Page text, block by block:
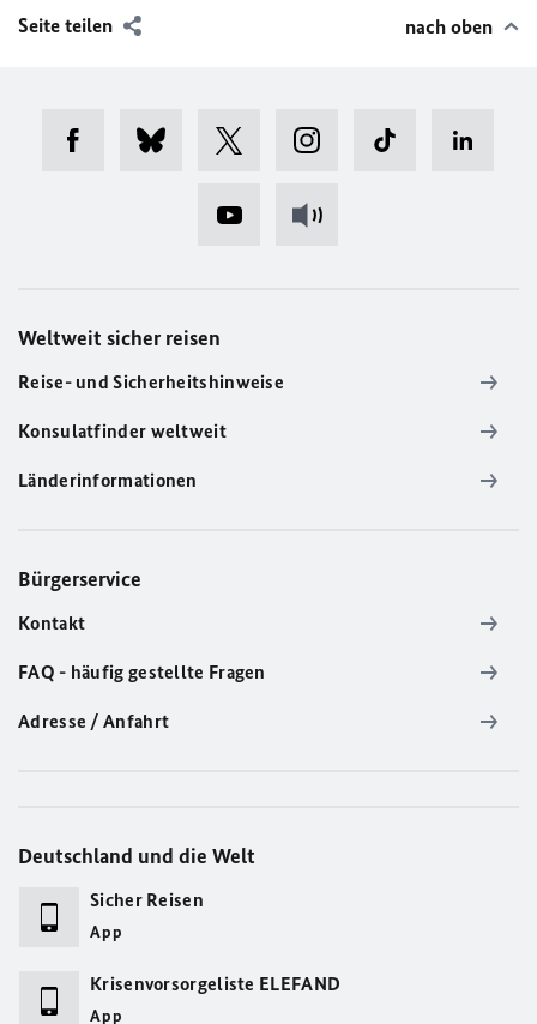
Seite teilen nach oben
Weltweit sicher reisen
Reise- und Sicherheitshinweise
Konsulatfinder weltweit
Länderinformationen
Bürgerservice
Kontakt
FAQ - häufig gestellte Fragen
Adresse / Anfahrt
Deutschland und die Welt
Sicher Reisen
App
Krisenvorsorgeliste ELEFAND
App